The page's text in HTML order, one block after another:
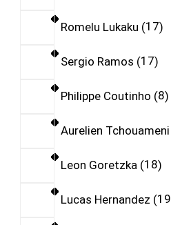
Romelu Lukaku 17
Sergio Ramos 17
Philippe Coutinho 8
Aurelien Tchouameni
Leon Goretzka 18
Lucas Hernandez 19